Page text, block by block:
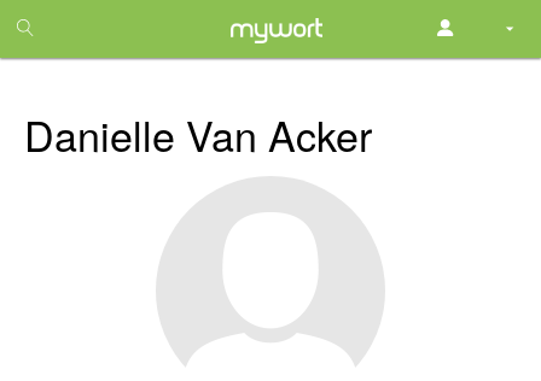
month
free
Danielle Van Acker